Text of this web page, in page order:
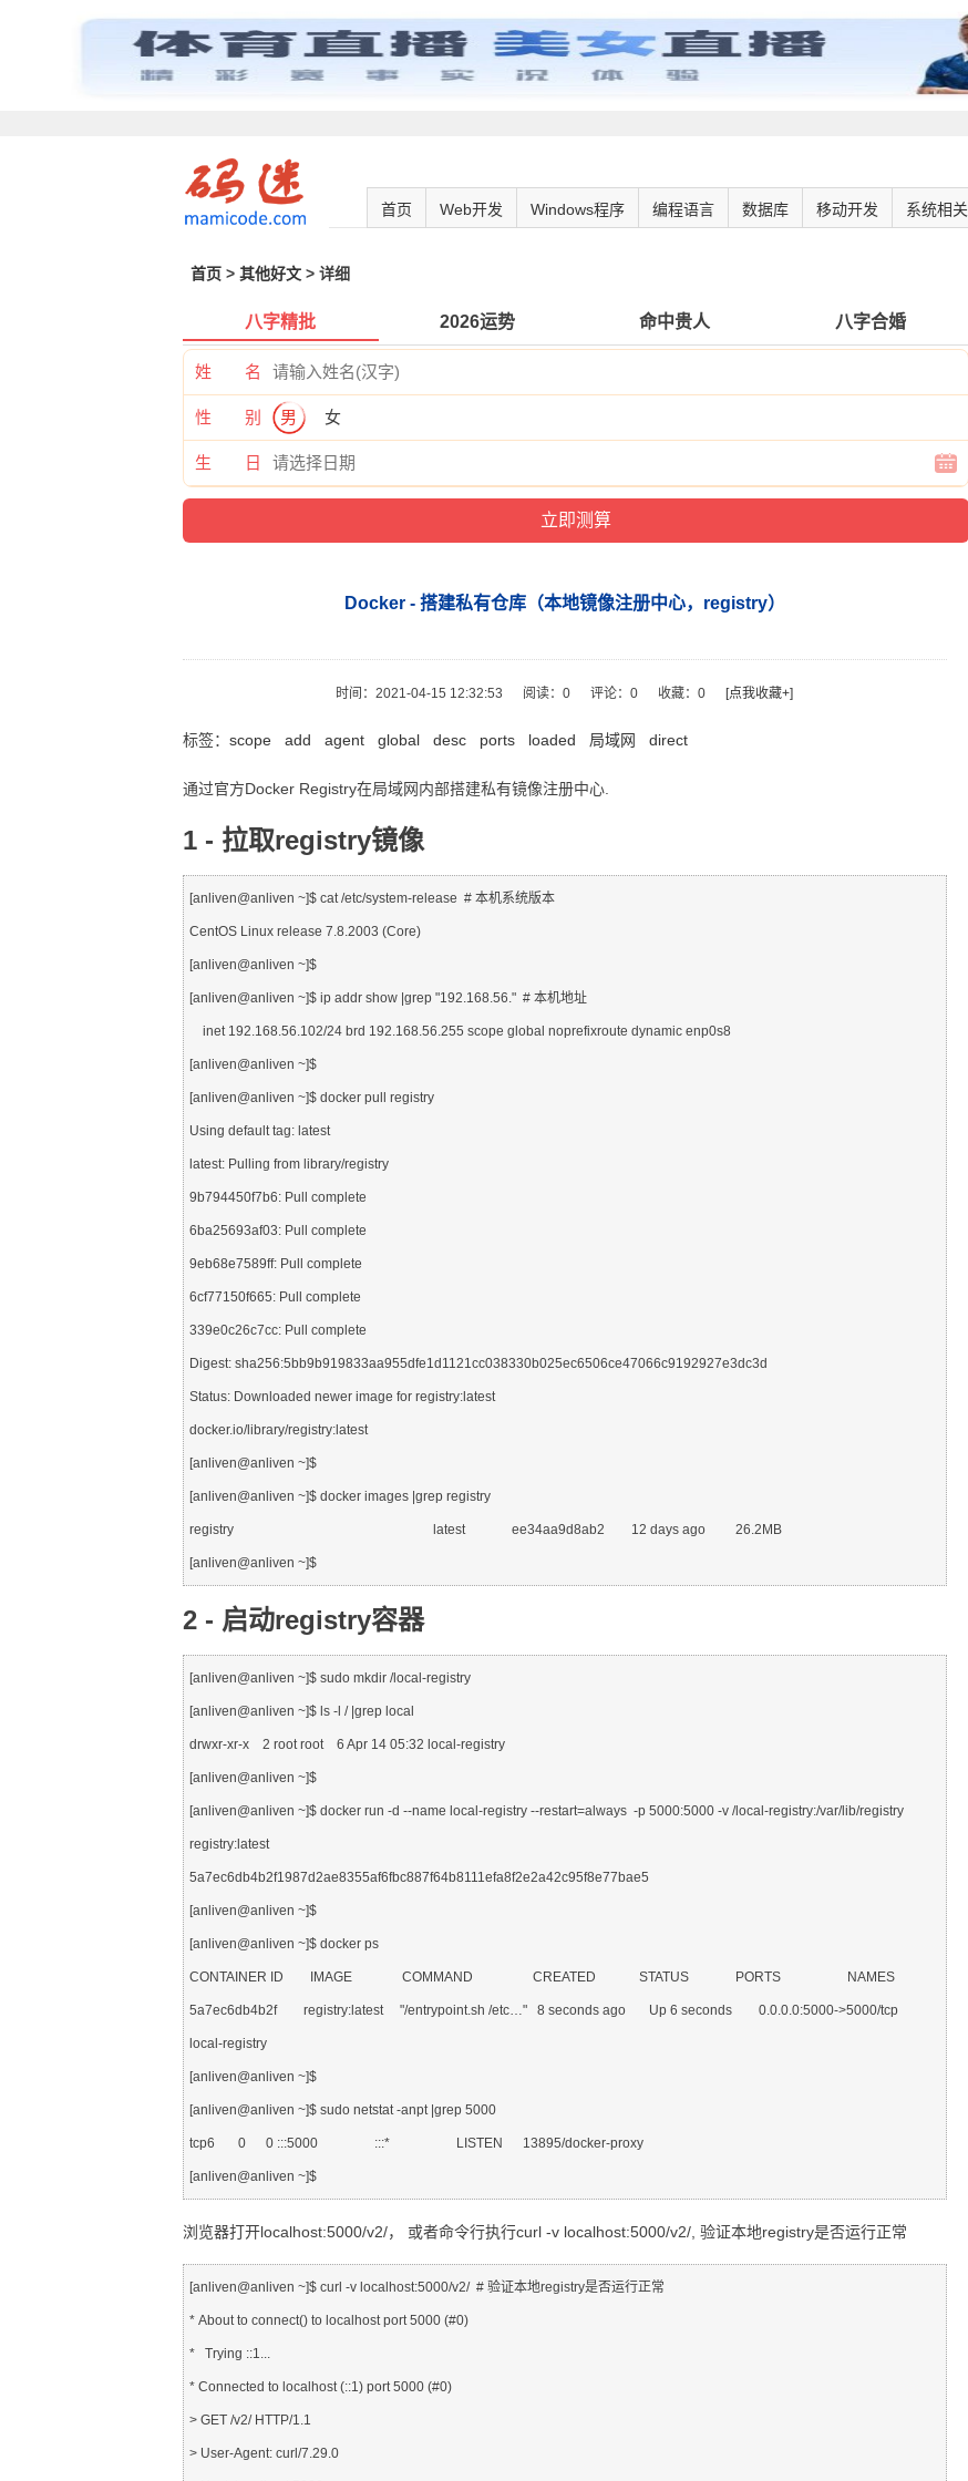
首页 Web开发 Windows程序 编程语言 数据库 移动开发 系统相关
首页 > 其他好文 > 详细
八字精批 2026运势 命中贵人 八字合婚
姓 名
性 别 男 女
生 日
Docker - 搭建私有仓库（本地镜像注册中心，registry）
时间：2021-04-15 12:32:53 阅读：0 评论：0 收藏：0 [点我收藏+]
标签： scope add agent global desc ports loaded 局域网 direct
通过官方Docker Registry在局域网内部搭建私有镜像注册中心.
1 - 拉取registry镜像
[anliven@anliven ~]$ cat /etc/system-release  # 本机系统版本
CentOS Linux release 7.8.2003 (Core)
[anliven@anliven ~]$
[anliven@anliven ~]$ ip addr show |grep "192.168.56."  # 本机地址
[anliven@anliven ~]$
[anliven@anliven ~]$ docker pull registry
Using default tag: latest
latest: Pulling from library/registry
9b794450f7b6: Pull complete
6ba25693af03: Pull complete
9eb68e7589ff: Pull complete
6cf77150f665: Pull complete
339e0c26c7cc: Pull complete
Digest: sha256:5bb9b919833aa955dfe1d1121cc038330b025ec6506ce47066c9192927e3dc3d
Status: Downloaded newer image for registry:latest
docker.io/library/registry:latest
[anliven@anliven ~]$
[anliven@anliven ~]$ docker images |grep registry
registry                                                            latest              ee34aa9d8ab2        12 days ago         26.2MB
[anliven@anliven ~]$
2 - 启动registry容器
[anliven@anliven ~]$ sudo mkdir /local-registry
[anliven@anliven ~]$ ls -l / |grep local
drwxr-xr-x    2 root root    6 Apr 14 05:32 local-registry
[anliven@anliven ~]$
[anliven@anliven ~]$ docker run -d --name local-registry --restart=always  -p 5000:5000 -v /local-registry:/var/lib/registry
registry:latest
5a7ec6db4b2f1987d2ae8355af6fbc887f64b8111efa8f2e2a42c95f8e77bae5
[anliven@anliven ~]$
[anliven@anliven ~]$ docker ps
CONTAINER ID        IMAGE               COMMAND                  CREATED             STATUS              PORTS                    NAMES
5a7ec6db4b2f        registry:latest     "/entrypoint.sh /etc…"   8 seconds ago       Up 6 seconds        0.0.0.0:5000->5000/tcp
local-registry
[anliven@anliven ~]$
[anliven@anliven ~]$ sudo netstat -anpt |grep 5000
tcp6       0      0 :::5000                 :::*                    LISTEN      13895/docker-proxy
[anliven@anliven ~]$
浏览器打开localhost:5000/v2/， 或者命令行执行curl -v localhost:5000/v2/, 验证本地registry是否运行正常
[anliven@anliven ~]$ curl -v localhost:5000/v2/  # 验证本地registry是否运行正常
* About to connect() to localhost port 5000 (#0)
*   Trying ::1...
* Connected to localhost (::1) port 5000 (#0)
> GET /v2/ HTTP/1.1
> User-Agent: curl/7.29.0